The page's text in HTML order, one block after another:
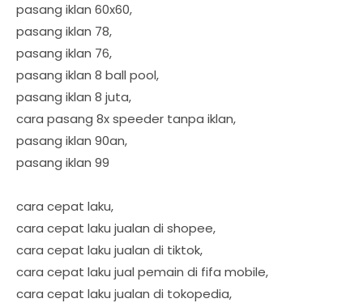
pasang iklan 60x60,
pasang iklan 78,
pasang iklan 76,
pasang iklan 8 ball pool,
pasang iklan 8 juta,
cara pasang 8x speeder tanpa iklan,
pasang iklan 90an,
pasang iklan 99
cara cepat laku,
cara cepat laku jualan di shopee,
cara cepat laku jualan di tiktok,
cara cepat laku jual pemain di fifa mobile,
cara cepat laku jualan di tokopedia,